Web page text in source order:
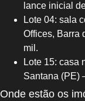
lance inicial
Lote 04: sala
Offices, Barra
mil.
Lote 15: casa
Santana (PE)
Onde estão os